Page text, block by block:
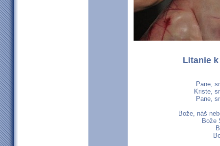
Litanie
Pane,
Kriste,
Pane,
Bože, náš
Bože